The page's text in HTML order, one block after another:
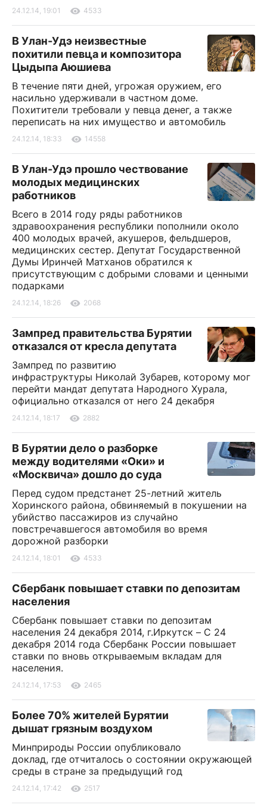
24.12.14, 19:01 4533
В Улан-Удэ неизвестные
похитили певца и композитора
Цыдыпа Аюшиева
В течение пяти дней, угрожая оружием, его
насильно удерживали в частном доме.
Похитители требовали у певца денег, а также
переписать на них имущество и автомобиль
24.12.14, 18:33 14558
В Улан-Удэ прошло чествование
молодых медицинских
работников
Всего в 2014 году ряды работников
здравоохранения республики пополнили около
400 молодых врачей, акушеров, фельдшеров,
медицинских сестер. Депутат Государственной
Думы Иринчей Матханов обратился к
присутствующим с добрыми словами и ценными
подарками
24.12.14, 18:26 2068
Зампред правительства Бурятии
отказался от кресла депутата
Зампред по развитию
инфраструктуры Николай Зубарев, которому мог
перейти мандат депутата Народного Хурала,
официально отказался от него 24 декабря
24.12.14, 18:17 2882
В Бурятии дело о разборке
между водителями «Оки» и
«Москвича» дошло до суда
Перед судом предстанет 25-летний житель
Хоринского района, обвиняемый в покушении на
убийство пассажиров из случайно
повстречавшегося автомобиля во время
дорожной разборки
24.12.14, 18:01 4533
Сбербанк повышает ставки по депозитам
населения
Сбербанк повышает ставки по депозитам
населения 24 декабря 2014, г.Иркутск – С 24
декабря 2014 года Сбербанк России повышает
ставки по вновь открываемым вкладам для
населения.
24.12.14, 17:53 2465
Более 70% жителей Бурятии
дышат грязным воздухом
Минприроды России опубликовало
доклад, где отчиталось о состоянии окружающей
среды в стране за предыдущий год
24.12.14, 17:42 2517